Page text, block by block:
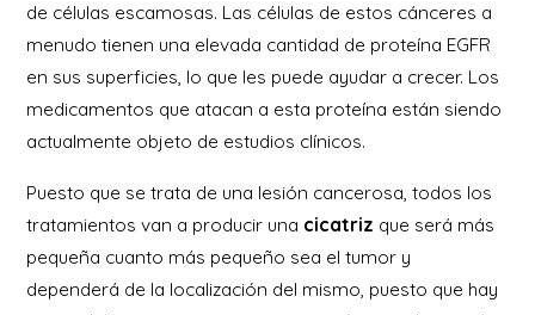
de células escamosas. Las células de estos cánceres a
menudo tienen una elevada cantidad de proteína EGFR
en sus superficies, lo que les puede ayudar a crecer. Los
medicamentos que atacan a esta proteína están siendo
actualmente objeto de estudios clínicos.
Puesto que se trata de una lesión cancerosa, todos los
tratamientos van a producir una cicatriz que será más
pequeña cuanto más pequeño sea el tumor y
dependerá de la localización del mismo, puesto que hay